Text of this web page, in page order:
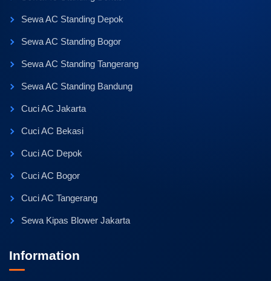
Sewa AC Standing Depok
Sewa AC Standing Bogor
Sewa AC Standing Tangerang
Sewa AC Standing Bandung
Cuci AC Jakarta
Cuci AC Bekasi
Cuci AC Depok
Cuci AC Bogor
Cuci AC Tangerang
Sewa Kipas Blower Jakarta
Information